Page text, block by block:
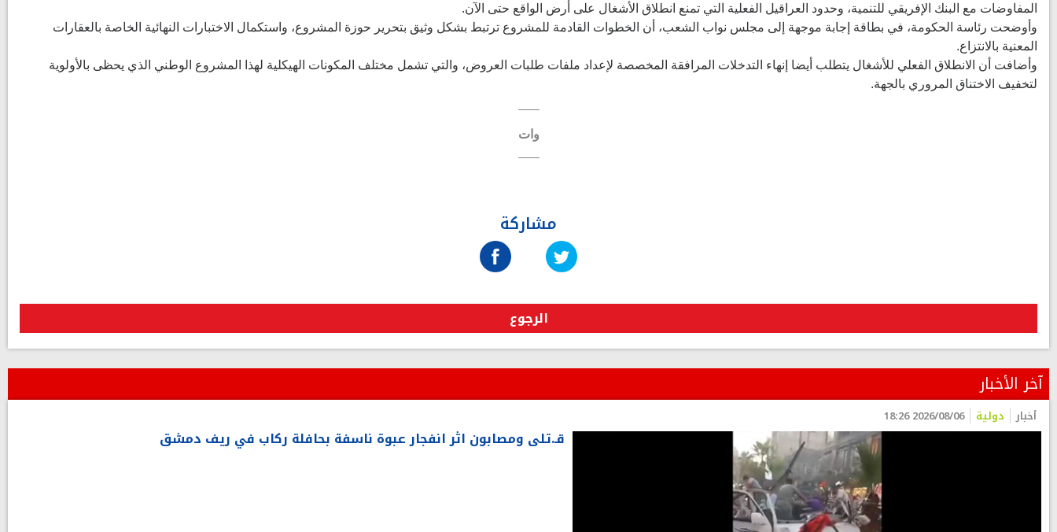
المفاوضات مع البنك الإفريقي للتنمية، وحدود العراقيل الفعلية التي تمنع انطلاق الأشغال على أرض الواقع حتى الآن.
وأوضحت رئاسة الحكومة، في بطاقة إجابة موجهة إلى مجلس نواب الشعب، أن الخطوات القادمة للمشروع ترتبط بشكل وثيق بتحرير حوزة المشروع، واستكمال الاختبارات النهائية الخاصة بالعقارات
المعنية بالانتزاع.
وأضافت أن الانطلاق الفعلي للأشغال يتطلب أيضا إنهاء التدخلات المرافقة المخصصة لإعداد ملفات طلبات العروض، والتي تشمل مختلف المكونات الهيكلية لهذا المشروع الوطني الذي يحظى بالأولوية
لتخفيف الاختناق المروري بالجهة.
وات
مشاركة
الرجوع
آخر الأخبار
أخبار دولية 2026/08/06 18:26
قـ.تلى ومصابون اثر انفجار عبوة ناسفة بحافلة ركاب في ريف دمشق